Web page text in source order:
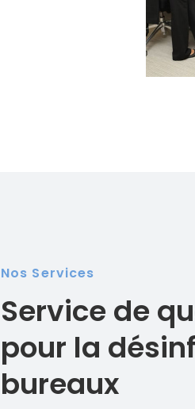
Nos Services
Service de
pour la
bureaux